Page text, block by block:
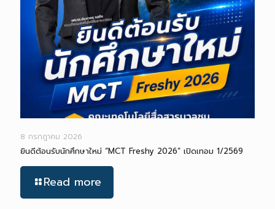
8 กรกฎาคม 2026
ยินดีต้อนรับนักศึกษาใหม่ “MCT Freshy 2026” เปิดเทอม 1/2569
Read more